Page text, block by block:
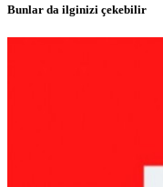
Bunlar da ilginizi çekebilir